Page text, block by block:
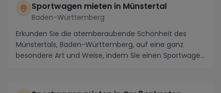
Sportwagen mieten in Münstertal
Baden-Württemberg
Erkunden Sie die atemberaubende Schönheit des
Münstertals, Baden-Württemberg, auf eine ganz
besondere Art und Weise, indem Sie einen Sportwagen